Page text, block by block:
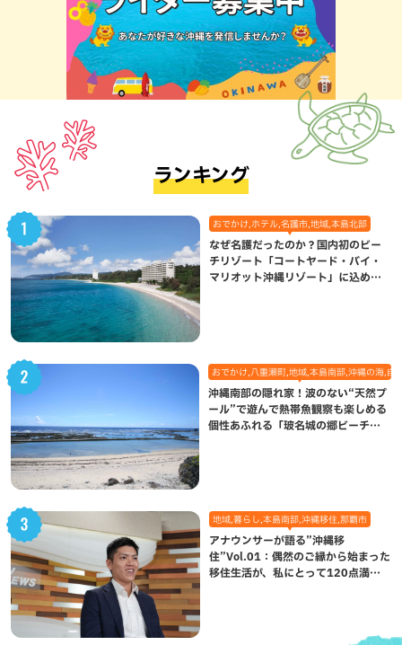
ランキング
おでかけ,ホテル,名護市,地域,本島北部
なぜ名護だったのか？国内初のビー
チリゾート「コートヤード・バイ・
マリオット沖縄リゾート」に込めら
おでかけ,八重瀬町,地域,本島南部,沖縄の海,自
沖縄南部の隠れ家！波のない“天然プ
ール”で遊んで熱帯魚観察も楽しめる
個性あふれる「玻名城の郷ビーチ」
地域,暮らし,本島南部,沖縄移住,那覇市
アナウンサーが語る”沖縄移
住”Vol.01：偶然のご縁から始まった
移住生活が、私にとって120点満点